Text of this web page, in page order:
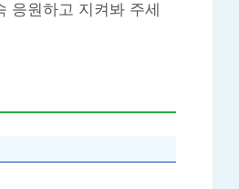
응원하고 지켜봐 주세